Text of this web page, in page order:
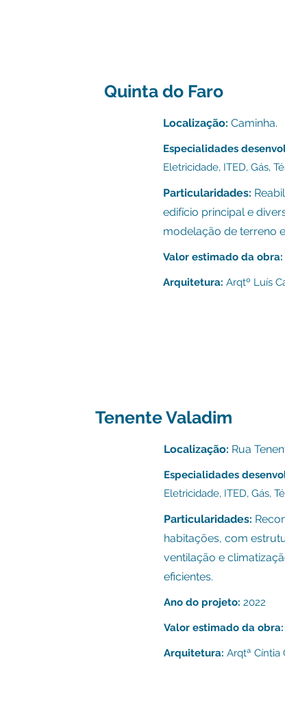
Quinta do Faro
Localização: Caminha.
Especialidades
Eletricidade, ITED, Gás,
Particularidades:
edifício principal e
modelação de terreno
Valor estimado da obra:
Arquitetura: Arqtº Luís
Tenente Valadim
Localização: Rua
Especialidades
Eletricidade, ITED, Gás,
Particularidades:
habitações, com
ventilação e
eficientes.
Ano do projeto: 2022
Valor estimado da obra:
Arquitetura: Arqtª Cíntia